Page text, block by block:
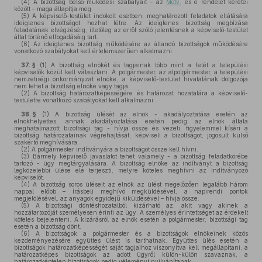
(4) A bizottság belső működési szabályait – az Mötv.
és e rendelet keretei
között – maga állapítja meg.
(5) A képviselő-testület indokolt esetben, meghatározott feladatok ellátására
ideiglenes bizottságot hozhat létre. Az ideiglenes bizottság megbízása
feladatának elvégzéséig, illetőleg az erről szóló jelentésnek a képviselő-testület
által történő elfogadásáig tart.
(6) Az ideiglenes bizottság működésére az állandó bizottságok működésére
vonatkozó szabályokat kell értelemszerűen alkalmazni.
37. § (1) A bizottság elnökét és tagjainak több mint a felét a települési
képviselők közül kell választani. A polgármester, az alpolgármester, a települési
nemzetiségi önkormányzat elnöke, a képviselő-testület hivatalának dolgozója
nem lehet a bizottság elnöke vagy tagja.
(2) A bizottság határozatképességére és határozat hozatalára a képviselő-
testületre vonatkozó szabályokat kell alkalmazni.
38. § (1)
A bizottság ülését az elnök - akadályoztatása esetén az
elnökhelyettes, annak akadályoztatása esetén pedig az elnök általa
meghatalmazott bizottsági tag - hívja össze és vezeti, figyelemmel kíséri a
bizottság határozatainak végrehajtását, képviseli a bizottságot, jogosult külső
szakértő meghívására.
(2) A polgármester indítványára a bizottságot össze kell hívni.
(3) Bármely képviselő javaslatot tehet valamely - a bizottság feladatkörébe
tartozó - ügy megtárgyalására. A bizottság elnöke az indítványt a bizottság
legközelebbi ülése elé terjeszti, melyre köteles meghívni az indítványozó
képviselőt.
(4) A bizottság soros üléseit az elnök az ülést megelőzően legalább három
nappal előbb – írásbeli meghívó megküldésével, a napirendi pontok
megjelölésével, az anyagok egyidejű kiküldésével – hívja össze.
(5) A bizottsági döntéshozatalból kizárható az, akit vagy akinek a
hozzátartozóját személyesen érinti az ügy. A személyes érintettséget az érdekelt
köteles bejelenteni. A kizárásról az elnök esetén a polgármester, bizottsági tag
esetén a bizottság dönt.
(6) A bizottságok a polgármester és a bizottságok elnökeinek közös
kezdeményezésére együttes ülést is tarthatnak. Együttes ülés esetén a
bizottságok határozatképességét saját tagjaihoz viszonyítva kell megállapítani, a
határozatképes bizottságok az adott ügyről külön-külön szavaznak, a